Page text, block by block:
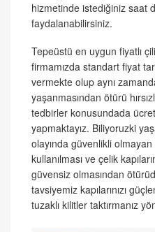
hizmetinde istediğiniz saat
faydalanabilirsiniz.
Tepeüstü en uygun fiyatlı
firmamızda standart fiyat
vermekte olup aynı
yaşanmasından ötürü
tedbirler konusundada
yapmaktayız. Biliyoruzki
olayında güvenlikli
kullanılması ve çelik
güvensiz olmasından
tavsiyemiz kapılarınızı
tuzaklı kilitler taktırmanız